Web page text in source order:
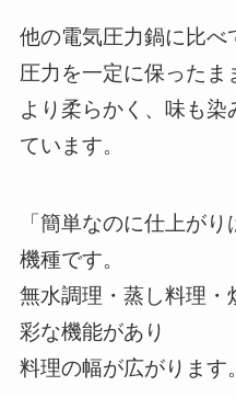
他の電気圧力鍋に比べ
圧力を一定に保ったま
より柔らかく、味も染
ています。
「簡単なのに仕上が
機種です。
無水調理・蒸し料理・
彩な機能があり
料理の幅が広がります。